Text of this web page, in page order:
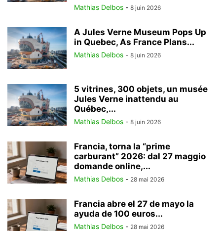
Mathias Delbos - 8 juin 2026
A Jules Verne Museum Pops Up
in Quebec, As France Plans...
Mathias Delbos - 8 juin 2026
5 vitrines, 300 objets, un musée
Jules Verne inattendu au
Québec,...
Mathias Delbos - 8 juin 2026
Francia, torna la “prime
carburant” 2026: dal 27 maggio
domande online,...
Mathias Delbos - 28 mai 2026
Francia abre el 27 de mayo la
ayuda de 100 euros...
Mathias Delbos - 28 mai 2026